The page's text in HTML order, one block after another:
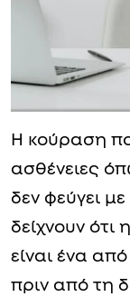
Η κούραση
ασθένειες
δεν φεύγει
δείχνουν
είναι ένα
πριν από τη